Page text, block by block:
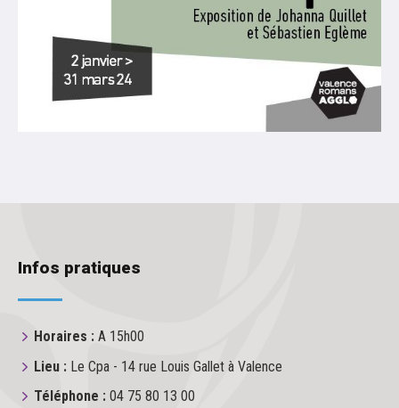
Infos pratiques
Horaires : A 15h00
Lieu : Le Cpa - 14 rue Louis Gallet à Valence
Téléphone : 04 75 80 13 00